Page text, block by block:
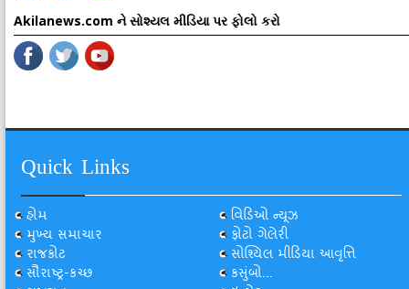
Akilanews.com ને સોશ્યલ મીડિયા પર ફોલો કરો
Quick Links
હોમ
મુખ્ય સમાચાર
રાજકોટ
સૌરાષ્ટ્ર-કચ્છ
વિડિઓ ન્યૂઝ
ફોટો ગેલેરી
સોશ્યિલ મીડિયા આવૃત્તિ
કસુંબો...